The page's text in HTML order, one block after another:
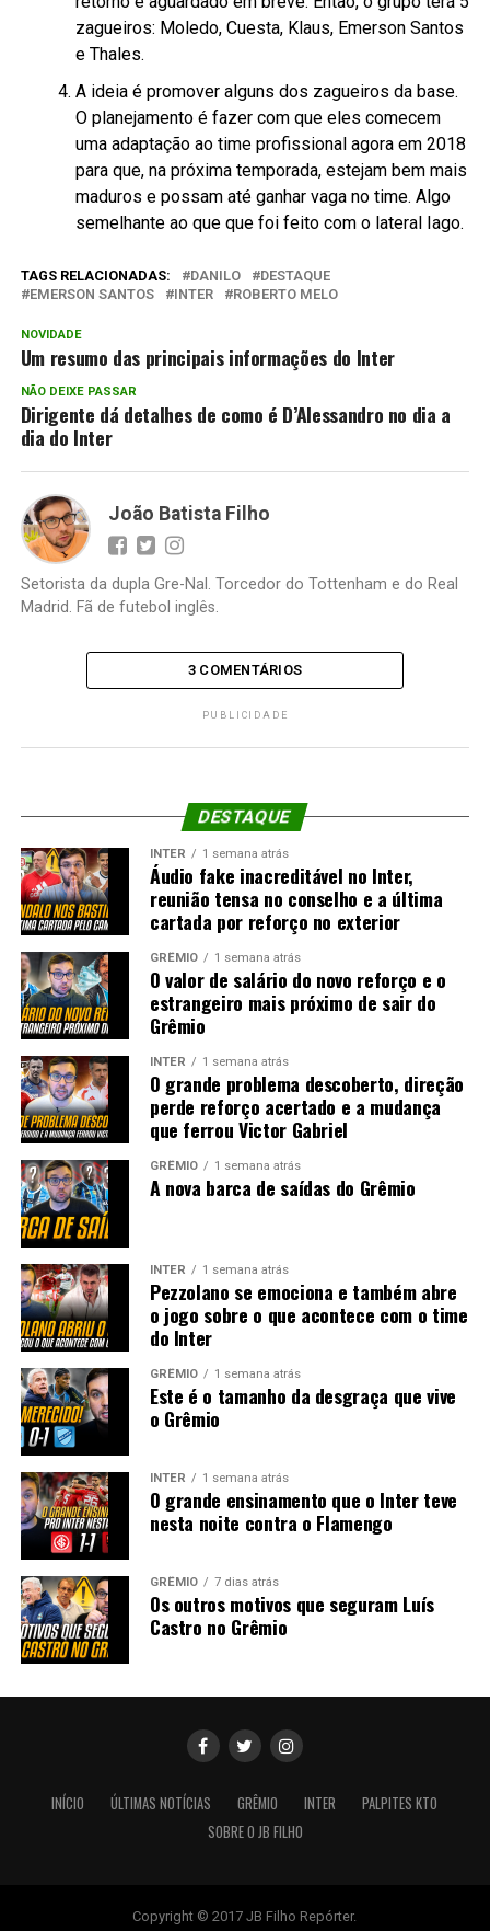
zagueiros: Moledo, Cuesta, Klaus, Emerson Santos
e Thales.
A ideia é promover alguns dos zagueiros da base.
O planejamento é fazer com que eles comecem
uma adaptação ao time profissional agora em 2018
para que, na próxima temporada, estejam bem mais
maduros e possam até ganhar vaga no time. Algo
semelhante ao que que foi feito com o lateral Iago.
TAGS RELACIONADAS: DANILO
DESTAQUE
EMERSON SANTOS
INTER ROBERTO MELO
NOVIDADE
Um resumo das principais informações do Inter
NÃO DEIXE PASSAR
Dirigente dá detalhes de como é D’Alessandro no dia a
dia do Inter
João Batista Filho
Setorista da dupla Gre-Nal. Torcedor do Tottenham e do Real
Madrid. Fã de futebol inglês.
3 COMENTÁRIOS
PUBLICIDADE
DESTAQUE
INTER 1 semana atrás
Áudio fake inacreditável no Inter,
reunião tensa no conselho e a última
cartada por reforço no exterior
GRÊMIO 1 semana atrás
O valor de salário do novo reforço e o
estrangeiro mais próximo de sair do
Grêmio
INTER 1 semana atrás
O grande problema descoberto, direção
perde reforço acertado e a mudança
que ferrou Victor Gabriel
GRÊMIO 1 semana atrás
A nova barca de saídas do Grêmio
INTER 1 semana atrás
Pezzolano se emociona e também abre
o jogo sobre o que acontece com o time
do Inter
GRÊMIO 1 semana atrás
Este é o tamanho da desgraça que vive
o Grêmio
INTER 1 semana atrás
O grande ensinamento que o Inter teve
nesta noite contra o Flamengo
GRÊMIO 7 dias atrás
Os outros motivos que seguram Luís
Castro no Grêmio
INÍCIO ÚLTIMAS NOTÍCIAS GRÊMIO INTER
PALPITES KTO
SOBRE O JB FILHO
Copyright © 2017 JB Filho Repórter.